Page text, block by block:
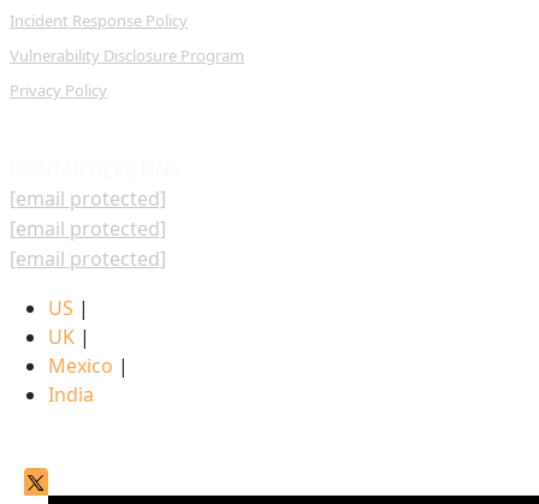
Incident Response Policy
Vulnerability Disclosure Program
Privacy Policy
[email protected]
[email protected]
[email protected]
US |
UK |
Mexico |
India